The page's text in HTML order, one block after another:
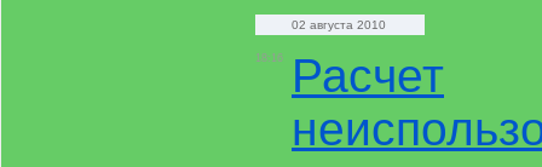
02 августа 2010
18:16
Расчет